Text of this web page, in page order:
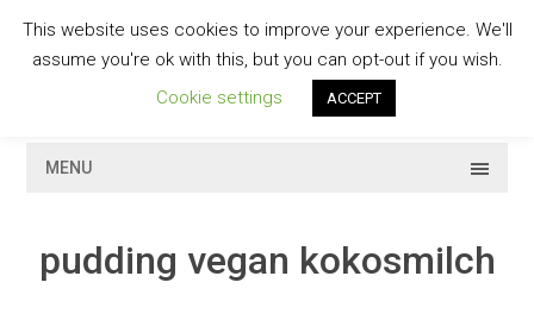
contentGESCHMACKVOLL
MENU
pudding vegan kokosmilch
This website uses cookies to improve your experience. We'll
assume you're ok with this, but you can opt-out if you wish.
Cookie settings
ACCEPT